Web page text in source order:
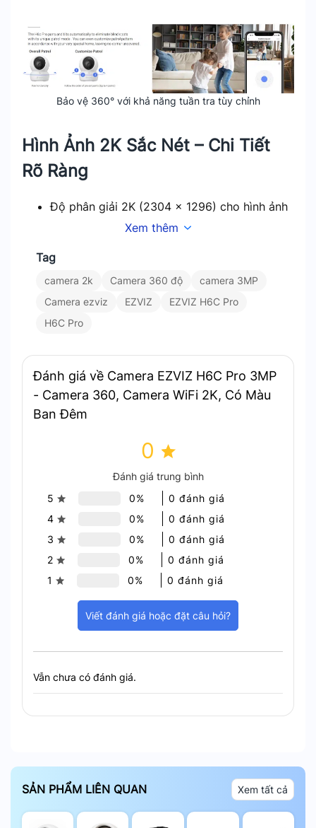
Bảo vệ 360° với khả năng tuần tra tùy chỉnh
Hình Ảnh 2K Sắc Nét – Chi Tiết
Rõ Ràng
Độ phân giải 2K (2304 x 1296) cho hình ảnh
cực kỳ sắc nét, chi tiết, giúp bạn dễ dàng
Cảm biến 1/2.7″ Progressive Scan CMOS:
Hình ảnh sáng rõ, màu sắc chân thực.
(chéo), 82° (ngang), 48° (dọc).
Phát Hiện AI Thông Minh – An
Ninh Chủ Động
Trí tuệ nhân tạo (AI) tích hợp giúp phát hiện chính
Chuyển động của người.
Tiếng ồn lớn (ví dụ: tiếng trẻ em khóc, tiếng
kính vỡ,…).
Phát Hiện AI Thông Minh – An Ninh Chủ Động
Xem thêm
Tag
camera 2k Camera 360 độ
camera 3MP
Camera ezviz
EZVIZ
EZVIZ H6C Pro
H6C Pro
Đánh giá về Camera EZVIZ H6C Pro 3MP
- Camera 360, Camera WiFi 2K, Có Màu
Ban Đêm
0
Đánh giá trung bình
5
0%
0 đánh giá
4
0%
0 đánh giá
3
0%
0 đánh giá
2
0%
0 đánh giá
1
0% 0 đánh giá
Viết đánh giá hoặc đặt câu hỏi?
Vẫn chưa có đánh giá.
SẢN PHẨM LIÊN QUAN Xem tất cả